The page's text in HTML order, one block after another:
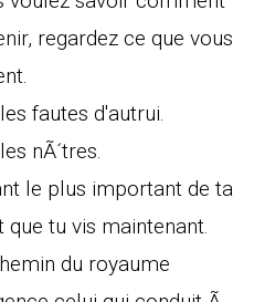
regardez ce que vous
fautes d'autrui.
nÃ´tres.
le plus important de ta
tu vis maintenant.
du royaume